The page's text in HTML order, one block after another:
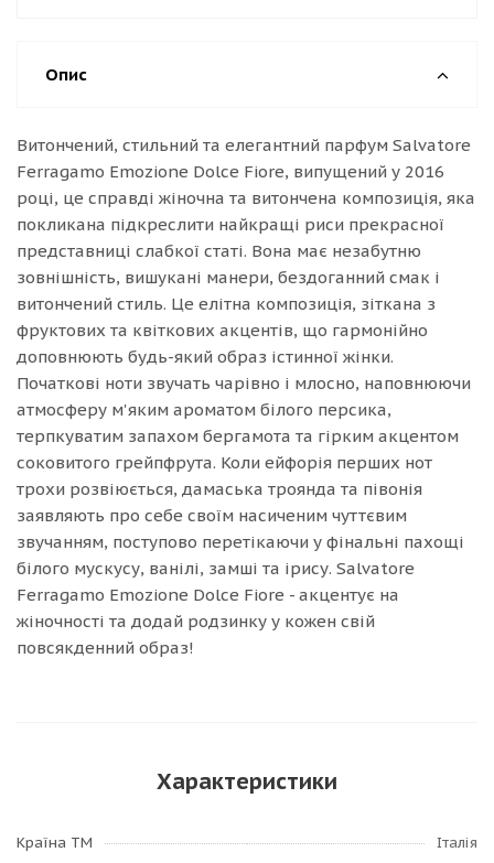
Опис
Витончений, стильний та елегантний парфум Salvatore
Ferragamo Emozione Dolce Fiore, випущений у 2016
році, це справді жіночна та витончена композиція, яка
покликана підкреслити найкращі риси прекрасної
представниці слабкої статі. Вона має незабутню
зовнішність, вишукані манери, бездоганний смак і
витончений стиль. Це елітна композиція, зіткана з
фруктових та квіткових акцентів, що гармонійно
доповнюють будь-який образ істинної жінки.
Початкові ноти звучать чарівно і млосно, наповнюючи
атмосферу м'яким ароматом білого персика,
терпкуватим запахом бергамота та гірким акцентом
соковитого грейпфрута. Коли ейфорія перших нот
трохи розвіюється, дамаська троянда та півонія
заявляють про себе своїм насиченим чуттєвим
звучанням, поступово перетікаючи у фінальні пахощі
білого мускусу, ванілі, замші та ірису. Salvatore
Ferragamo Emozione Dolce Fiore - акцентує на
жіночності та додай родзинку у кожен свій
повсякденний образ!
Характеристики
Країна ТМ
Італія